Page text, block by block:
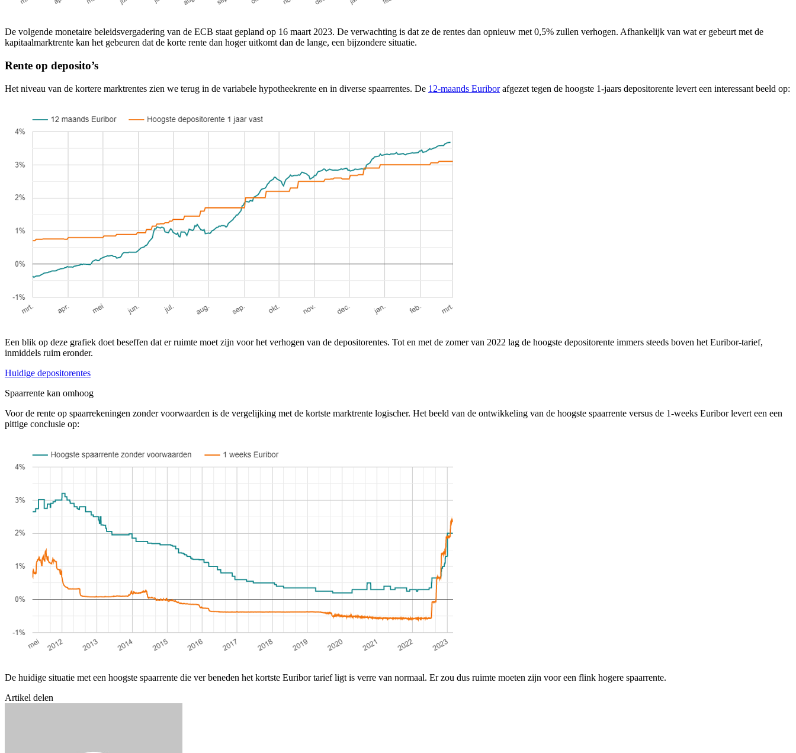
De volgende monetaire beleidsvergadering van de ECB staat gepland op 16 maart 2023. De verwachting is dat ze de rentes dan opnieuw met 0,5% zullen verhogen. Afhankelijk van wat er gebeurt met de
kapitaalmarktrente kan het gebeuren dat de korte rente dan hoger uitkomt dan de lange, een bijzondere situatie.
Rente op deposito’s
Het niveau van de kortere marktrentes zien we terug in de variabele hypotheekrente en in diverse spaarrentes. De 12-maands Euriborafgezet tegen de hoogste 1-jaars depositorente levert een interessant beeld op:
Een blik op deze grafiek doet beseffen dat er ruimte moet zijn voor het verhogen van de depositorentes. Tot en met de zomer van 2022 lag de hoogste depositorente immers steeds boven het Euribor-tarief,
inmiddels ruim eronder.
Huidige depositorentes
Spaarrente kan omhoog
Voor de rente op spaarrekeningen zonder voorwaarden is de vergelijking met de kortste marktrente logischer. Het beeld van de ontwikkeling van de hoogste spaarrente versus de 1-weeks Euribor levert een een
pittige conclusie op:
De huidige situatie met een hoogste spaarrente die ver beneden het kortste Euribor tarief ligt is verre van normaal. Er zou dus ruimte moeten zijn voor een flink hogere spaarrente.
Artikel delen